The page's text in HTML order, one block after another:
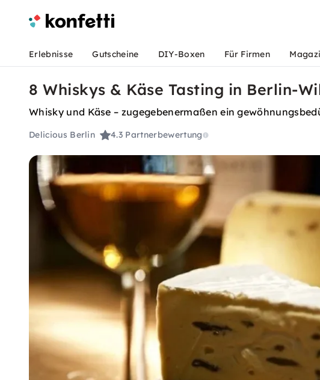
Erlebnisse Gutscheine DIY-Boxen Für Firmen
8 Whiskys & Käse Tasting in Berlin-
Whisky und Käse – zugegebenermaßen ein
Delicious Berlin 4.3 Partnerbewertung